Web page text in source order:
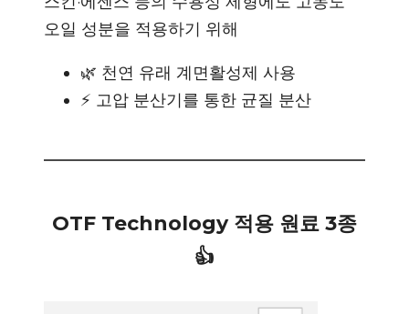
오일 성분을 적용하기 위해
🌿 천연 유래 계면활성제 사용
⚡ 고압 분산기를 통한 균질 분산
OTF Technology 적용 원료 3종
👍